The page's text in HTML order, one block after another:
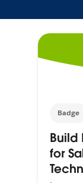
Badge
Build
for